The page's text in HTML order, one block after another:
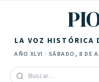
LA VOZ HISTÓRICA
AÑO XLVI · SÁBADO, 8 DE